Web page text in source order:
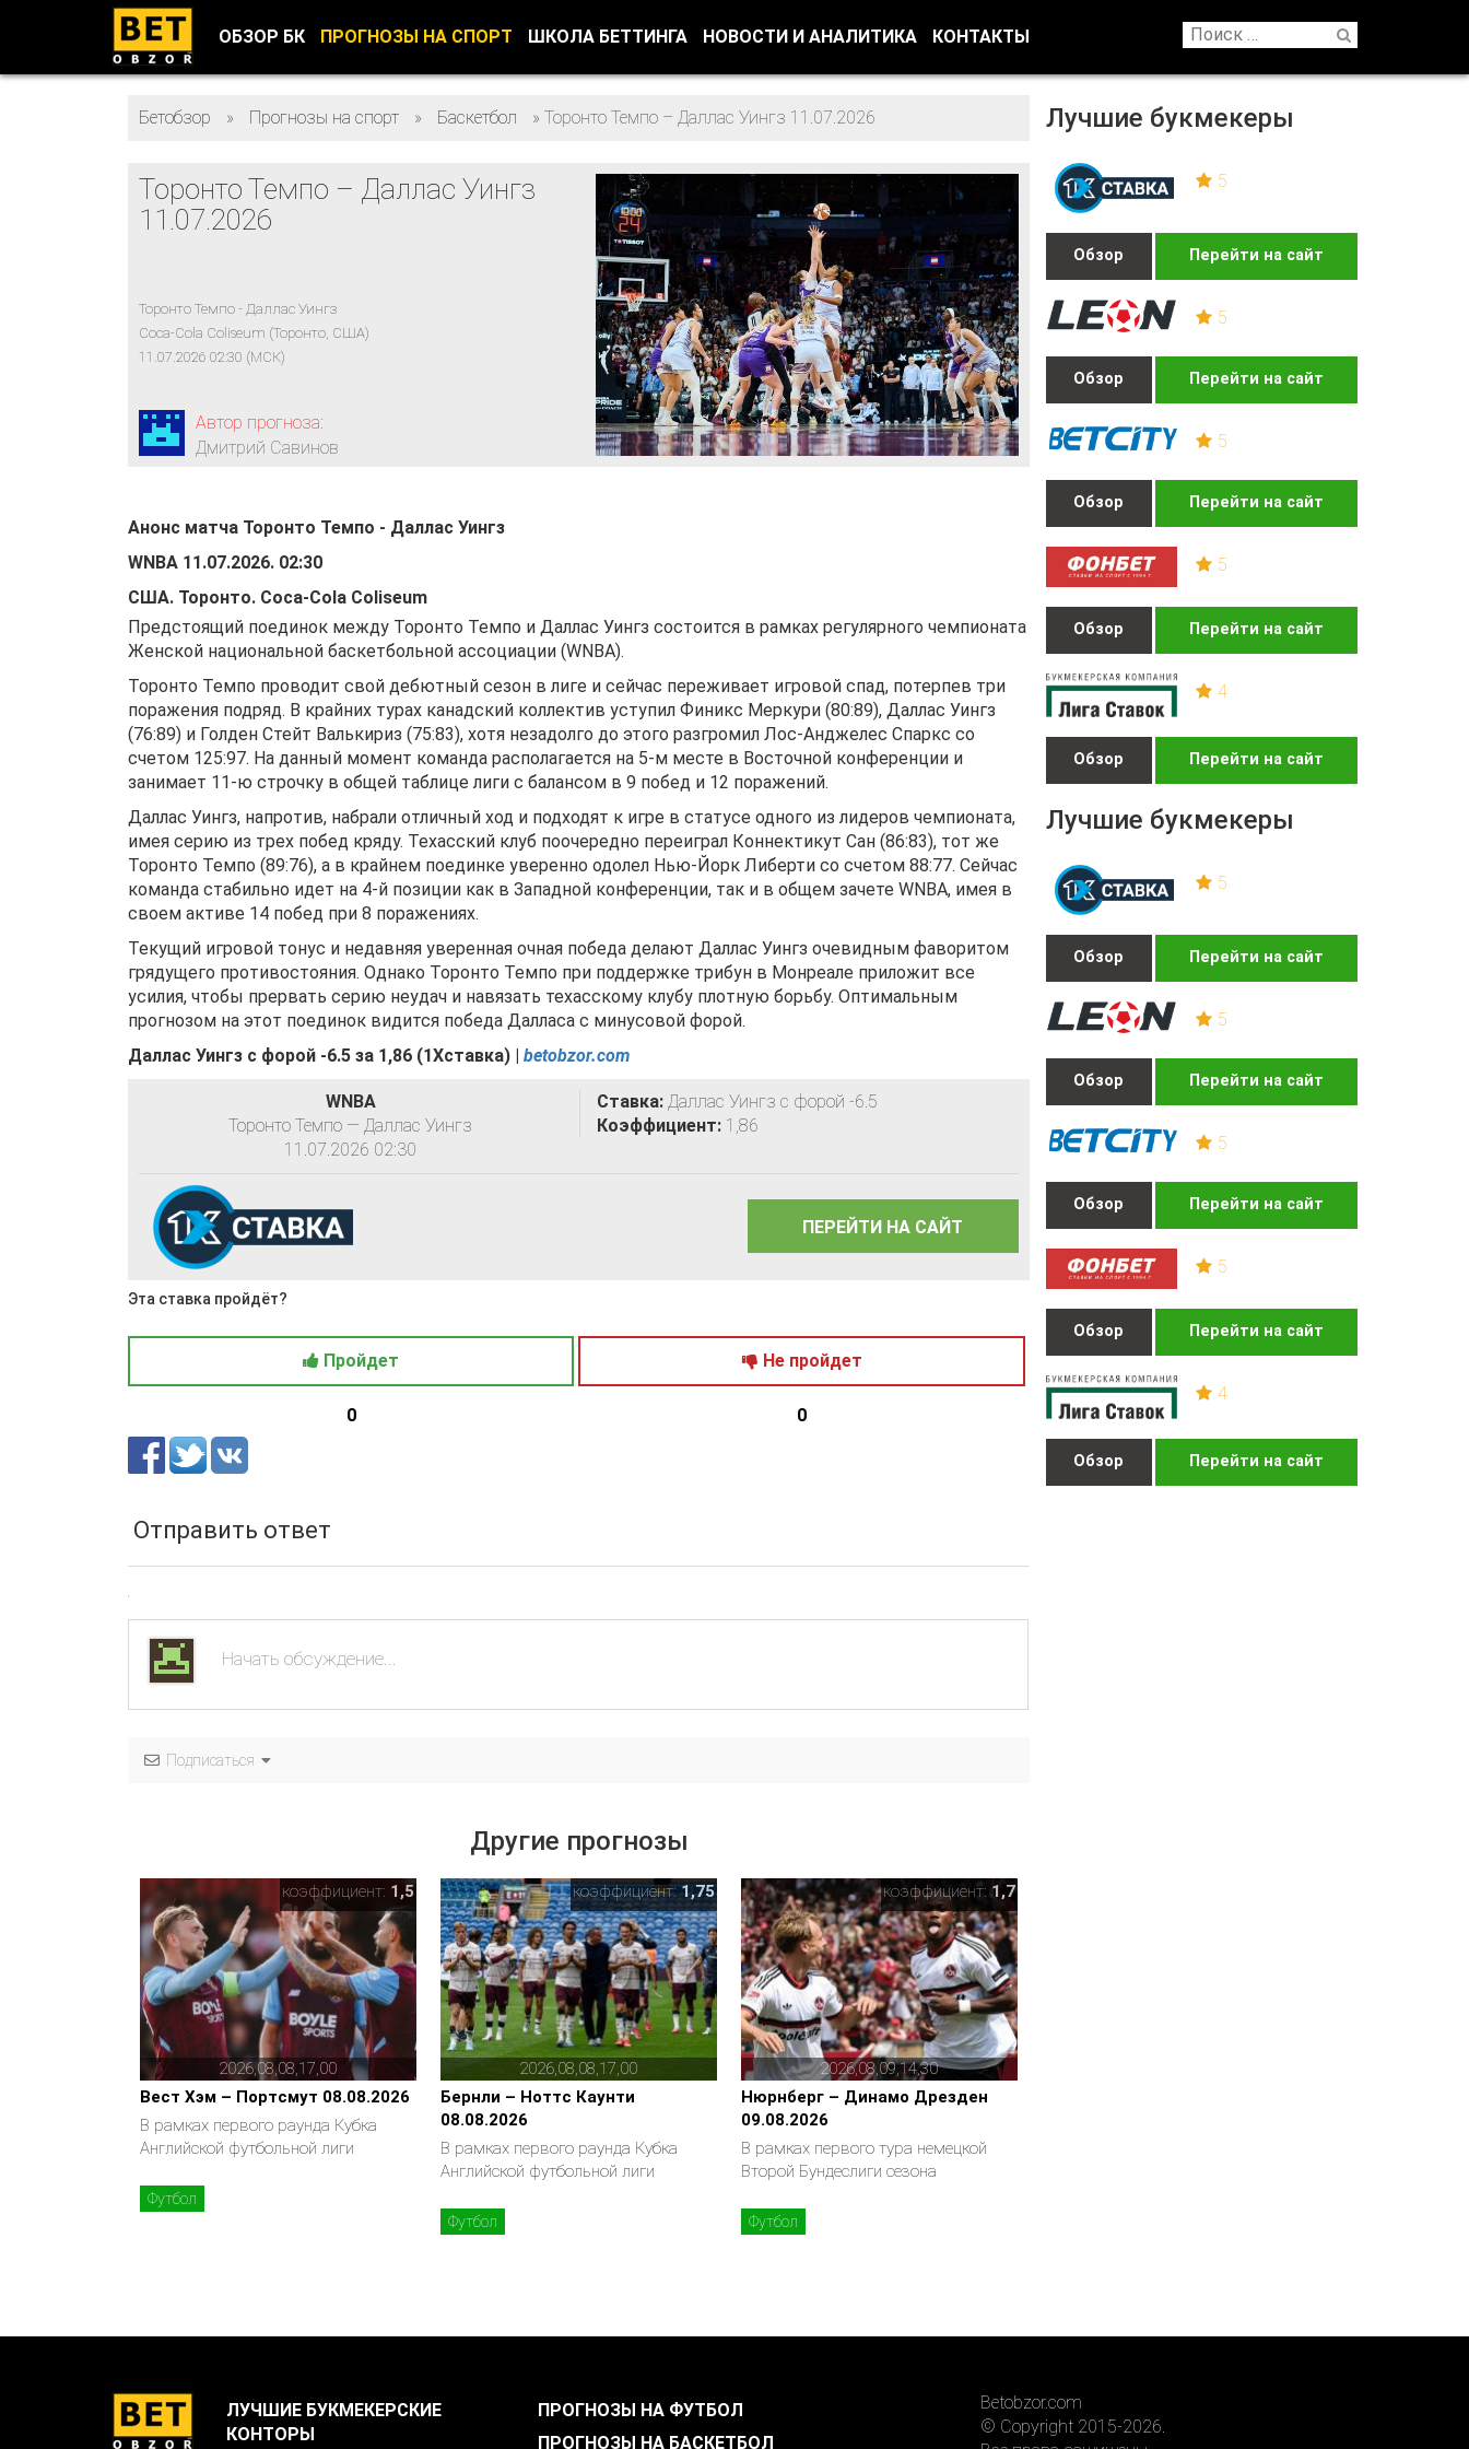
ОБЗОР БК ПРОГНОЗЫ НА СПОРТ ШКОЛА БЕТТИНГА НОВОСТИ И АНАЛИТИКА КОНТАКТЫ
Лучшие букмекеры
5
Обзор Перейти на сайт
5
Обзор Перейти на сайт
5
Обзор Перейти на сайт
5
Обзор Перейти на сайт
4
Обзор Перейти на сайт
Лучшие букмекеры
5
Обзор Перейти на сайт
5
Обзор Перейти на сайт
5
Обзор Перейти на сайт
5
Обзор Перейти на сайт
4
Обзор Перейти на сайт
Бетобзор » Прогнозы на спорт » Баскетбол » Торонто Темпо – Даллас Уингз 11.07.2026
Торонто Темпо – Даллас Уингз
11.07.2026
Торонто Темпо - Даллас Уингз
Coca-Cola Coliseum (Торонто, США)
11.07.2026 02:30 (МСК)
Автор прогноза:
Дмитрий Савинов
Предстоящий поединок между Торонто Темпо и Даллас Уингз состоится в рамках регулярного чемпионата
Женской национальной баскетбольной ассоциации (WNBA).
Торонто Темпо проводит свой дебютный сезон в лиге и сейчас переживает игровой спад, потерпев три
поражения подряд. В крайних турах канадский коллектив уступил Финикс Меркури (80:89), Даллас Уингз
(76:89) и Голден Стейт Валькириз (75:83), хотя незадолго до этого разгромил Лос-Анджелес Спаркс со
счетом 125:97. На данный момент команда располагается на 5-м месте в Восточной конференции и
занимает 11-ю строчку в общей таблице лиги с балансом в 9 побед и 12 поражений.
Даллас Уингз, напротив, набрали отличный ход и подходят к игре в статусе одного из лидеров чемпионата,
имея серию из трех побед кряду. Техасский клуб поочередно переиграл Коннектикут Сан (86:83), тот же
Торонто Темпо (89:76), а в крайнем поединке уверенно одолел Нью-Йорк Либерти со счетом 88:77. Сейчас
команда стабильно идет на 4-й позиции как в Западной конференции, так и в общем зачете WNBA, имея в
своем активе 14 побед при 8 поражениях.
Текущий игровой тонус и недавняя уверенная очная победа делают Даллас Уингз очевидным фаворитом
грядущего противостояния. Однако Торонто Темпо при поддержке трибун в Монреале приложит все
усилия, чтобы прервать серию неудач и навязать техасскому клубу плотную борьбу. Оптимальным
прогнозом на этот поединок видится победа Далласа с минусовой форой.
Даллас Уингз с форой -6.5 за 1,86 (1Хставка) | betobzor.com
Анонс матча Торонто Темпо - Даллас Уингз
WNBA 11.07.2026. 02:30
США. Торонто. Coca-Cola Coliseum
WNBA
Торонто Темпо — Даллас Уингз
11.07.2026 02:30
Ставка:Даллас Уингз с форой -6.5
Коэффициент:1,86
ПЕРЕЙТИ НА САЙТ
Эта ставка пройдёт?
Пройдет
0
Не пройдет
0
Отправить ответ
Подписаться
Другие прогнозы
2026,08,08,17,00
коэффициент: 1,5
Вест Хэм – Портсмут 08.08.2026
В рамках первого раунда Кубка
Английской футбольной лиги
Футбол
2026,08,08,17,00
коэффициент:1,75
Бернли – Ноттс Каунти
08.08.2026
В рамках первого раунда Кубка
Английской футбольной лиги
Футбол
2026,08,09,14,30
коэффициент:1,7
Нюрнберг – Динамо Дрезден
09.08.2026
В рамках первого тура немецкой
Второй Бундеслиги сезона
Футбол
ЛУЧШИЕ БУКМЕКЕРСКИЕ
КОНТОРЫ
ПРОГНОЗЫ НА ФУТБОЛ
ПРОГНОЗЫ НА БАСКЕТБОЛ
Betobzor.com
© Copyright 2015-2026.